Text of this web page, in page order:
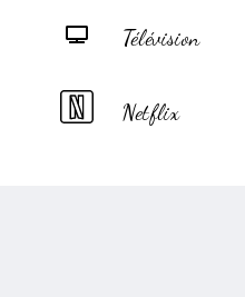
Télévision
Netflix